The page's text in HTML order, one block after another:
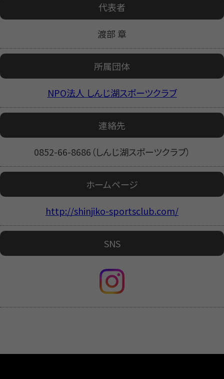
代表者
渡部 章
所属団体
NPO法人 しんじ湖スポーツクラブ
連絡先
0852-66-8686（しんじ湖スポーツクラブ）
ホームページ
http://shinjiko-sportsclub.com/
SNS